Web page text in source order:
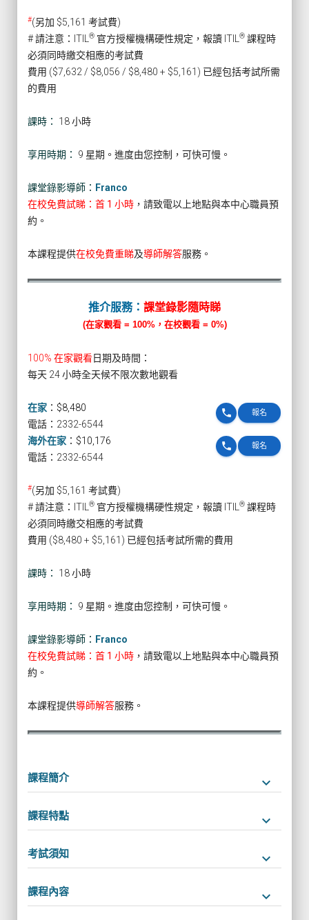
#(另加 $5,161 考試費)
# 請注意：ITIL
® 官方授權機構硬性規定，報讀 ITIL ® 課程時
必須同時繳交相應的考試費
費用 ($7,632 / $8,056 / $8,480 + $5,161) 已經包括考試所需
的費用
課時： 18 小時
享用時期： 9 星期。進度由您控制，可快可慢。
課堂錄影導師： Franco
在校免費試睇：首 1 小時 ，請致電以上地點與本中心職員預
約。
本課程提供在校免費重睇及導師解答服務。
推介服務： 課堂錄影隨時睇
(在家觀看 = 100%，在校觀看 = 0%)
100% 在家觀看日期及時間：
每天 24 小時全天候不限次數地觀看
在家 ： $8,480 報名
phone
電話：2332-6544
海外在家 ： $10,176 報名
phone
電話：2332-6544
#(另加 $5,161 考試費)
# 請注意：ITIL
® 官方授權機構硬性規定，報讀 ITIL ® 課程時
必須同時繳交相應的考試費
費用 ($8,480 + $5,161) 已經包括考試所需的費用
課時： 18 小時
享用時期： 9 星期。進度由您控制，可快可慢。
課堂錄影導師： Franco
在校免費試睇：首 1 小時 ，請致電以上地點與本中心職員預
約。
本課程提供導師解答服務。
課程簡介 keyboard_arrow_down
課程特點 keyboard_arrow_down
考試須知 keyboard_arrow_down
課程內容 keyboard_arrow_down